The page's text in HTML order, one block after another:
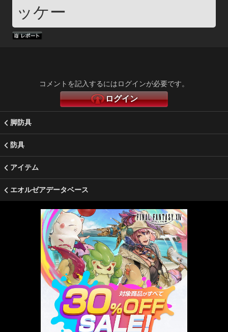
ッケー
コメントを記入するにはログインが必要です。
ログイン
脚防具
防具
アイテム
エオルゼアデータベース